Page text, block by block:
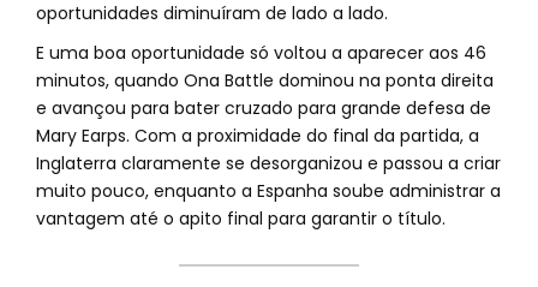
oportunidades diminuíram de lado a lado.
E uma boa oportunidade só voltou a aparecer aos 46
minutos, quando Ona Battle dominou na ponta direita
e avançou para bater cruzado para grande defesa de
Mary Earps. Com a proximidade do final da partida, a
Inglaterra claramente se desorganizou e passou a criar
muito pouco, enquanto a Espanha soube administrar a
vantagem até o apito final para garantir o título.